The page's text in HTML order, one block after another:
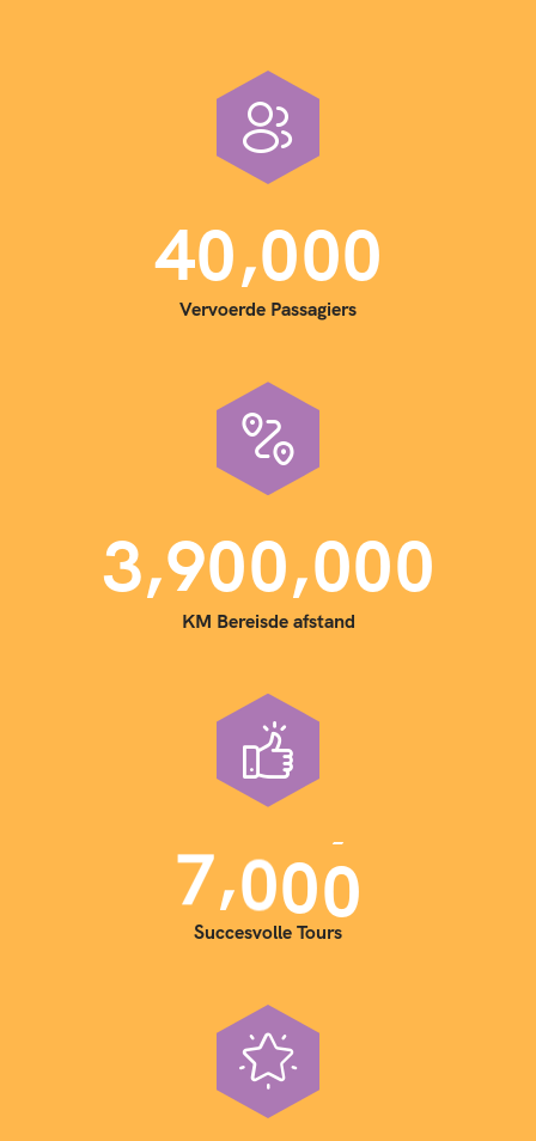
40,000
Vervoerde Passagiers
3,900,000
KM Bereisde afstand
7,000
Succesvolle Tours